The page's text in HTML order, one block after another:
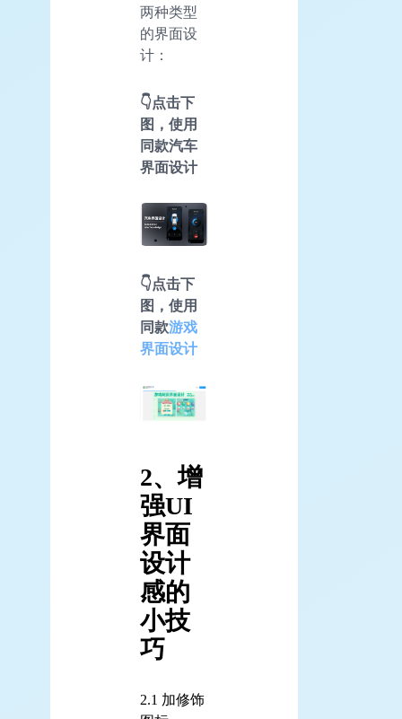
两种类型
的界面设
计：
👇点击下
图，使用
同款汽车
界面设计
👇点击下
图，使用
同款游戏
界面设计
2、增
强UI
界面
设计
感的
小技
巧
2.1 加修饰